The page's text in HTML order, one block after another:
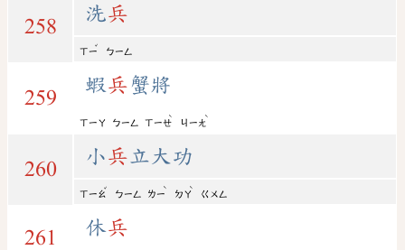
258
洗兵
ㄒㄧ
ˇ
ㄅㄧㄥ
259
蝦兵 蟹將
ㄒㄧㄚ ㄅㄧㄥ ㄒㄧㄝ
ˋ
ㄐㄧㄤ
ˋ
260
小兵立大功
ㄒㄧㄠ
ˇ
ㄅㄧㄥ ㄌㄧ
ˋ
ㄉㄚ
ˋ
ㄍㄨㄥ
261 休兵